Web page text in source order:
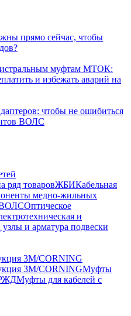
прямо сейчас, чтобы
муфтам МТОК:
и избежать аварий на
чтобы не ошибиться
ВОЛС
ряд товаровЖБИКабельная
медно-жильных
ВОЛСОптическое
и
и арматура подвески
3M/CORNING
3M/CORNINGМуфты
РЖДМуфты для кабелей с